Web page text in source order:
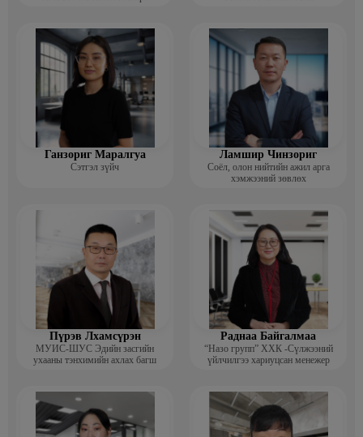
Ганзориг Маралгуа
Сэтгэл зүйч
Ламшир Чинзориг
Соёл, олон нийтийн ажил арга
хэмжээний зөвлөх
Пүрэв Лхамсүрэн
МУИС-ШУС Эдийн засгийн
ухааны тэнхимийн ахлах багш
Раднаа Байгалмаа
“Назо групп” ХХК -Сүлжээний
үйлчилгээ хариуцсан менежер